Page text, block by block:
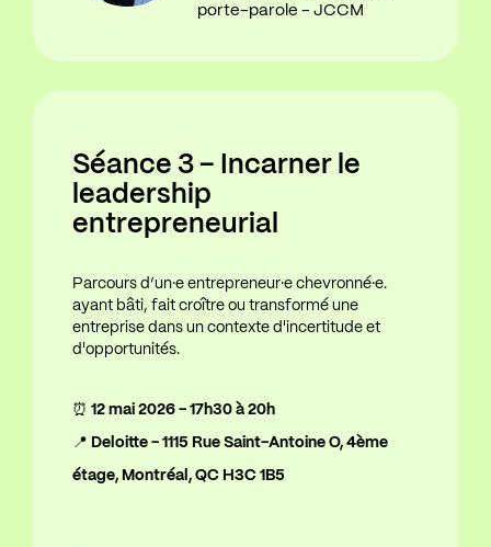
porte-parole - JCCM
Séance 3 – Incarner le
leadership
entrepreneurial
Parcours d’un·e entrepreneur·e chevronné·e.
ayant bâti, fait croître ou transformé une
entreprise dans un contexte d'incertitude et
d'opportunités.
⏰ 12 mai 2026 - 17h30 à 20h
📍 Deloitte - 1115 Rue Saint-Antoine O, 4ème
étage, Montréal, QC H3C 1B5